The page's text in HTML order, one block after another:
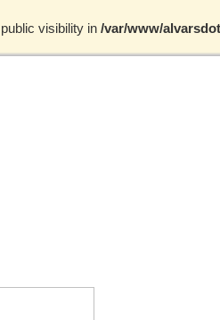
visibility in /var/www/